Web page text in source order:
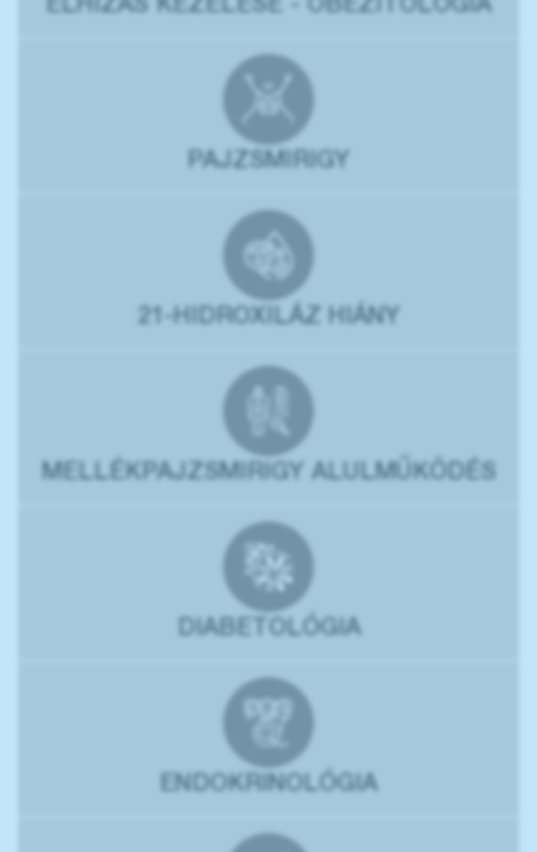
ELHÍZÁS KEZELÉSE - OBEZITOLÓGIA
PAJZSMIRIGY
21-HIDROXILÁZ HIÁNY
MELLÉKPAJZSMIRIGY ALULMŰKÖDÉS
DIABETOLÓGIA
ENDOKRINOLÓGIA